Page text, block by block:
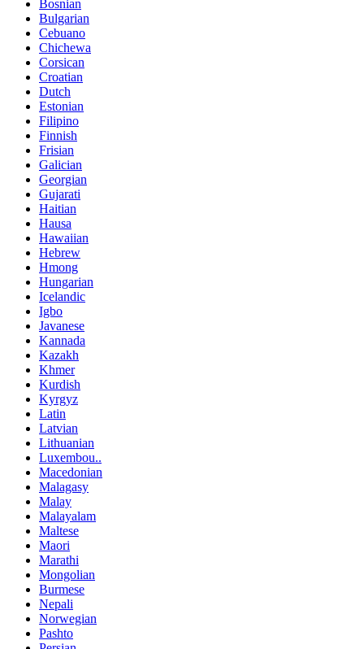
Bosnian
Bulgarian
Cebuano
Chichewa
Corsican
Croatian
Dutch
Estonian
Filipino
Finnish
Frisian
Galician
Georgian
Gujarati
Haitian
Hausa
Hawaiian
Hebrew
Hmong
Hungarian
Icelandic
Igbo
Javanese
Kannada
Kazakh
Khmer
Kurdish
Kyrgyz
Latin
Latvian
Lithuanian
Luxembou..
Macedonian
Malagasy
Malay
Malayalam
Maltese
Maori
Marathi
Mongolian
Burmese
Nepali
Norwegian
Pashto